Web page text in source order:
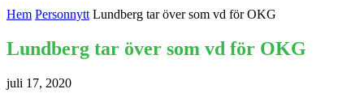
Hem Personnytt Lundberg tar över som vd för OKG
Lundberg tar över som vd för OKG
juli 17, 2020